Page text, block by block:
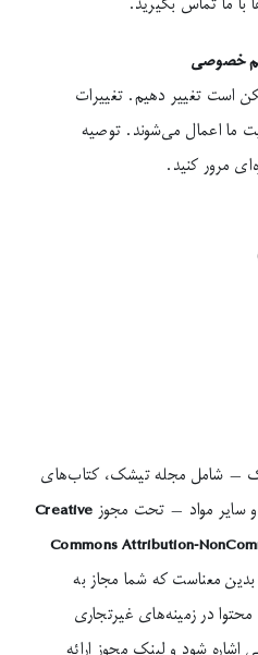
است تغییر دهیم. تغییرات
ما اعمال می‌شوند. توصیه
مرور کنید.
— شامل مجله تیشک، کتاب‌های
سایر مواد — تحت مجوزCreative
Commons Attribution-
معناست که شما مجاز به
محتوا در زمینه‌های غیرتجاری